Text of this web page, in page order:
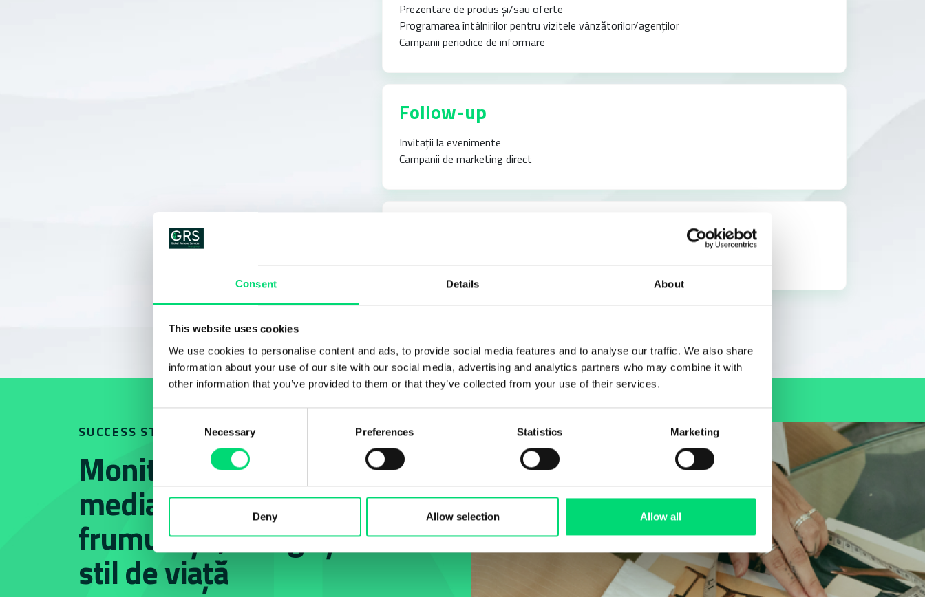
Consent Details About
This website uses cookies
We use cookies to personalise content and ads, to provide social media features and to analyse our traffic. We also share
information about your use of our site with our social media, advertising and analytics partners who may combine it with
other information that you’ve provided to them or that they’ve collected from your use of their services.
Necessary Preferences Statistics Marketing
Deny Allow selection Allow all
Prezentare de produs și/sau oferte
Programarea întâlnirilor pentru vizitele vânzătorilor/agenților
Campanii periodice de informare
Follow-up
Invitații la evenimente
Campanii de marketing direct
SUCCESS STORIES
Monitorizare și analiză
media: Modă,
frumusețe, design și
stil de viață